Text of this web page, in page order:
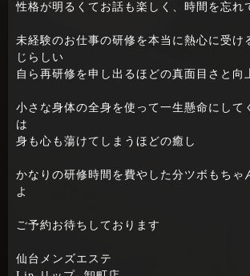
性格が明るくてお話も楽しく、時間を忘れ
未経験のお仕事の研修を本当に熱心に受け
じらしい
自ら再研修を申し出るほどの真面目さと向
小さな身体の全身を使って一生懸命にして
は
身も心も蕩けてしまうほどの癒し
かなりの研修時間を費やした分ツボもちゃ
よ
ご予約お待ちしております
仙台メンズエステ